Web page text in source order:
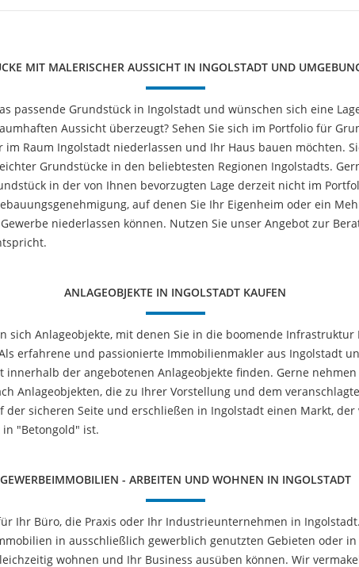
MIT MALERISCHER AUSSICHT IN INGOLSTADT UND
passende Grundstück in Ingolstadt und wünschen sich eine
Aussicht überzeugt? Sehen Sie sich im Portfolio für
Raum Ingolstadt niederlassen und Ihr Haus bauen möchten.
Grundstücke in den beliebtesten Regionen Ingolstadts.
in der von Ihnen bevorzugten Lage derzeit nicht im
auf denen Sie Ihr Eigenheim oder ein
niederlassen können. Nutzen Sie unser Angebot zur
ANLAGEOBJEKTE IN INGOLSTADT KAUFEN
sich Anlageobjekte, mit denen Sie in die boomende
erfahrene und passionierte Immobilienmakler aus Ingolstadt
innerhalb der angebotenen Anlageobjekte finden. Gerne
Anlageobjekten, die zu Ihrer Vorstellung und dem
der sicheren Seite und erschließen in Ingolstadt einen Markt,
"Betongold" ist.
GEWERBEIMMOBILIEN - ARBEITEN UND WOHNEN IN INGOLSTADT
Ihr Büro, die Praxis oder Ihr Industrieunternehmen in
in ausschließlich gewerblich genutzten Gebieten oder
wohnen und Ihr Business ausüben können. Wir